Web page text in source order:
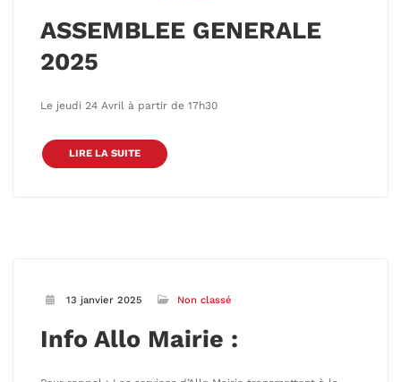
ASSEMBLEE GENERALE
2025
Le jeudi 24 Avril à partir de 17h30
LIRE LA SUITE
13 janvier 2025 Non classé
Info Allo Mairie :